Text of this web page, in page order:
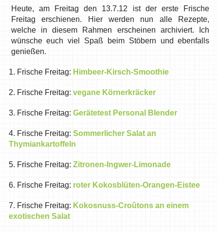
Heute, am Freitag den 13.7.12 ist der erste Frische
Freitag erschienen. Hier werden nun alle Rezepte,
welche in diesem Rahmen erscheinen archiviert. Ich
wünsche euch viel Spaß beim Stöbern und ebenfalls
genießen.
1. Frische Freitag: Himbeer-Kirsch-Smoothie
2. Frische Freitag: vegane Körnerkräcker
3. Frische Freitag: Gerätetest Personal Blender
4. Frische Freitag: Sommerlicher Salat an
Thymiankartoffeln
5. Frische Freitag: Zitronen-Ingwer-Limonade
6. Frische Freitag: roter Kokosblüten-Orangen-Eistee
7. Frische Freitag: Kokosnuss-Croûtons an einem
exotischen Salat